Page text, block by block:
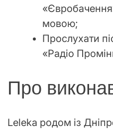
мовою;
Прослухати
«Радіо
Про
Leleka родом із